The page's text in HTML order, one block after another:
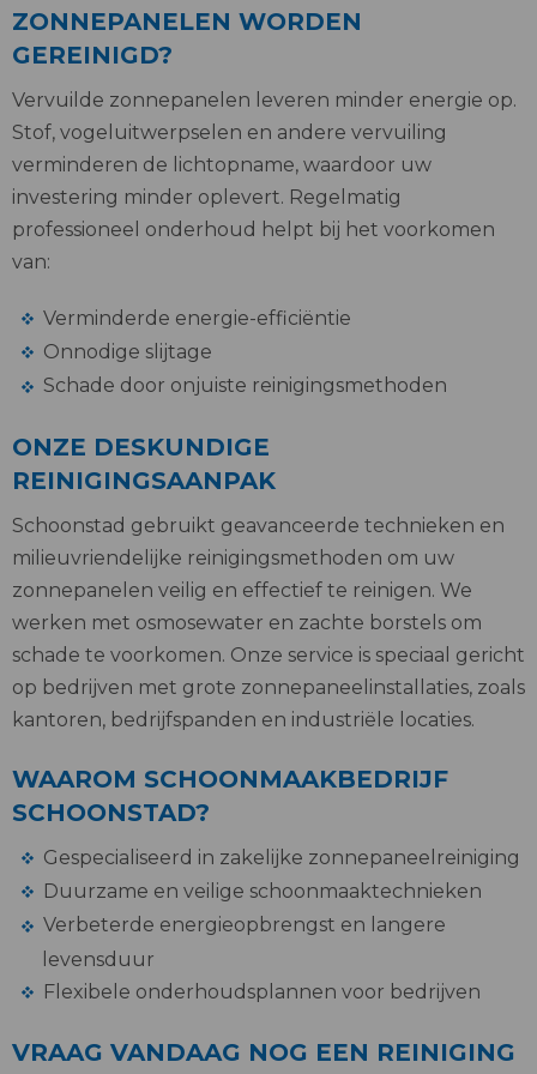
ZONNEPANELEN WORDEN
GEREINIGD?
Vervuilde zonnepanelen leveren minder energie op.
Stof, vogeluitwerpselen en andere vervuiling
verminderen de lichtopname, waardoor uw
investering minder oplevert. Regelmatig
professioneel onderhoud helpt bij het voorkomen
van:
Verminderde energie-efficiëntie
Onnodige slijtage
Schade door onjuiste reinigingsmethoden
ONZE DESKUNDIGE
REINIGINGSAANPAK
Schoonstad gebruikt geavanceerde technieken en
milieuvriendelijke reinigingsmethoden om uw
zonnepanelen veilig en effectief te reinigen. We
werken met osmosewater en zachte borstels om
schade te voorkomen. Onze service is speciaal gericht
op bedrijven met grote zonnepaneelinstallaties, zoals
kantoren, bedrijfspanden en industriële locaties.
WAAROM SCHOONMAAKBEDRIJF
SCHOONSTAD?
Gespecialiseerd in zakelijke zonnepaneelreiniging
Duurzame en veilige schoonmaaktechnieken
Verbeterde energieopbrengst en langere
levensduur
Flexibele onderhoudsplannen voor bedrijven
VRAAG VANDAAG NOG EEN REINIGING